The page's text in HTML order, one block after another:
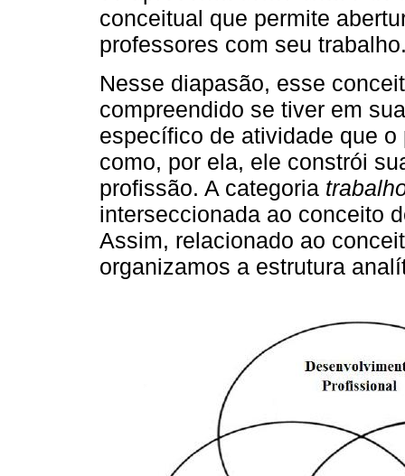
conceitual que permite
professores com seu
Nesse diapasão, esse
compreendido se tiver em
específico de atividade que
como, por ela, ele constrói
profissão. A categoria
interseccionada ao conceito
Assim, relacionado ao
organizamos a estrutura